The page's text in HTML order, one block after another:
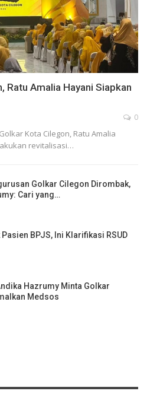
Ratu Amalia Hayani Siapkan
0
Kota Cilegon, Ratu Amalia
revitalisasi…
Golkar Cilegon Dirombak,
Cari yang…
BPJS, Ini Klarifikasi RSUD
Hazrumy Minta Golkar
Medsos